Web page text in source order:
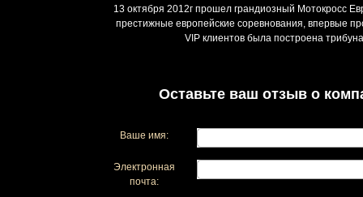
13 октября 2012г прошел грандиозный Мотокросс
престижные европейские соревнования, впервые
VIP клиентов была построена
Оставьте ваш отзыв о
Ваше имя:
Электронная
почта: